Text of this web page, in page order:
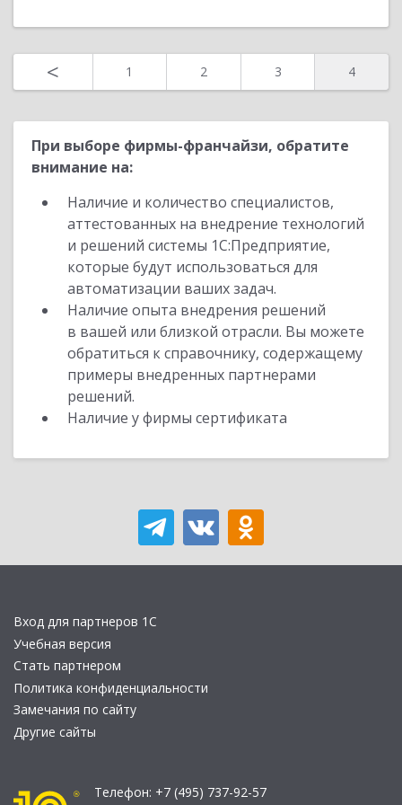
< 1 2 3 4
При выборе фирмы-франчайзи, обратите
внимание на:
Наличие и количество специалистов,
аттестованных на внедрение технологий
и решений системы 1С:Предприятие,
которые будут использоваться для
автоматизации ваших задач.
Наличие опыта внедрения решений
в вашей или близкой отрасли. Вы можете
обратиться к справочнику, содержащему
примеры внедренных партнерами
решений.
Наличие у фирмы сертификата
Вход для партнеров 1С
Учебная версия
Стать партнером
Политика конфиденциальности
Замечания по сайту
Другие сайты
Телефон: +7 (495) 737-92-57